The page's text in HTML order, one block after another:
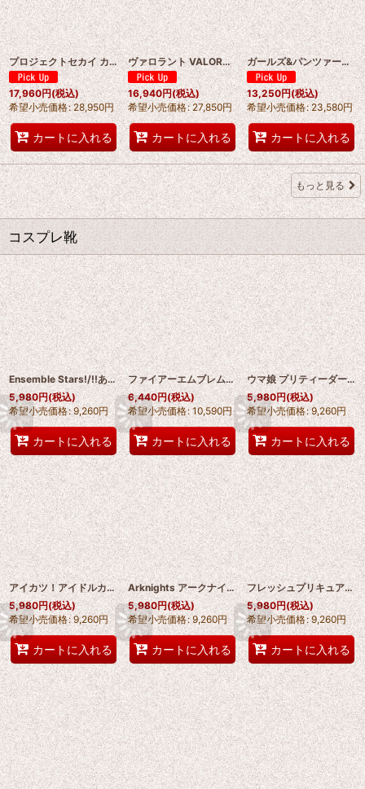
プロジェクトセカイ カラフルステージ! feat. 初音ミク 東雲彰人（しののめ あきと）コスプレ衣装 abccos製 「受注生産」
17,960円(税込)
希望小売価格: 28,950円
カートに入れる
ヴァロラント VALORANT ミクス miks コスプレ衣装 abccos製 「受注生産」
16,940円(税込)
希望小売価格: 27,850円
カートに入れる
ガールズ&パンツァー（ガールズ アンド パンツァー）GIRLS und PANZER 安斎 千代美/ あんざいちよみ コスプレ衣装 abccos製 「受注生産」
13,250円(税込)
希望小売価格: 23,580円
カートに入れる
もっと見る
コスプレ靴
Ensemble Stars!/!!あんさんぶるスターズ!/!! MELLOW DEAR US 甘楽チトセ（つづら チトセ）コスプレ靴 abccos製 「受注生産」
5,980円(税込)
希望小売価格: 9,260円
カートに入れる
ファイアーエムブレム風花雪月 エーデルガルト=フォン=フレスベルグ コスプレ靴 abccos製 「受注生産」
6,440円(税込)
希望小売価格: 10,590円
カートに入れる
ウマ娘 プリティーダービー ナカヤマフェスタ/ Nakayama Festa コスプレ靴 abccos製 「受注生産」
5,980円(税込)
希望小売価格: 9,260円
カートに入れる
アイカツ！アイドルカツドウ！ 霧矢あおい コスプレ靴 abccos製 「受注生産」
5,980円(税込)
希望小売価格: 9,260円
カートに入れる
Arknights アークナイツ ドミトリ・チェルタルド・ベローネ ディミトリ Bellone コスプレ靴 abccos製 「受注生産」
5,980円(税込)
希望小売価格: 9,260円
カートに入れる
フレッシュプリキュア! FRESHPrecure！東 せつな（ひがし せつな）コスプレ靴 abccos製 「受注生産」
5,980円(税込)
希望小売価格: 9,260円
カートに入れる